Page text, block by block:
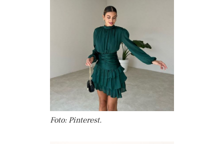
Foto: Pinterest.